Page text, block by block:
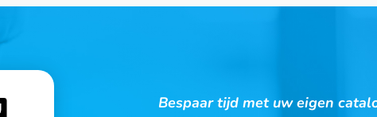
Bespaar tijd met uw eigen